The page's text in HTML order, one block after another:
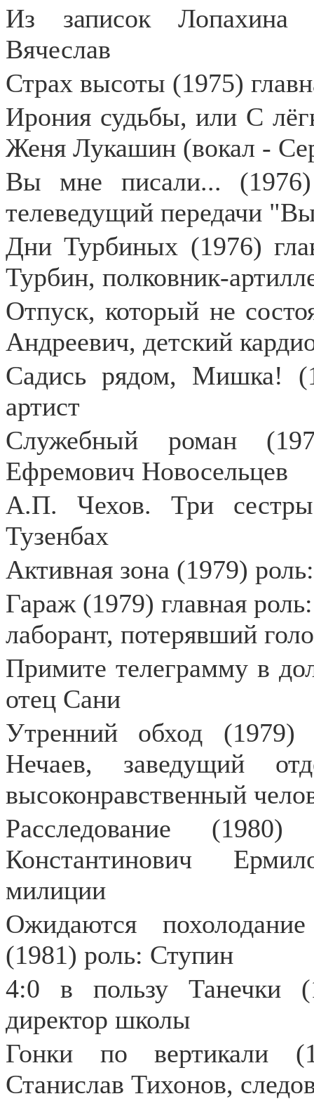
Из записок Лопахина
Вячеслав
Страх высоты (1975)
Ирония судьбы, или С
Женя Лукашин (вокал -
Вы мне писали...
телеведущий передачи
Дни Турбиных (1976)
Турбин, полковник-
Отпуск, который не
Андреевич, детский
Садись рядом, Мишка!
артист
Служебный роман
Ефремович Новосельцев
А.П. Чехов. Три сестры
Тузенбах
Активная зона (1979)
Гараж (1979) главная
лаборант, потерявший
Примите телеграмму в
отец Сани
Утренний обход (1979)
Нечаев, заведущий
высоконравственный
Расследование
Константинович
милиции
Ожидаются
(1981) роль: Ступин
4:0 в пользу Танечки
директор школы
Гонки по вертикали
Станислав Тихонов,